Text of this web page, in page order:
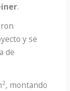
.
y se
de
2, montando